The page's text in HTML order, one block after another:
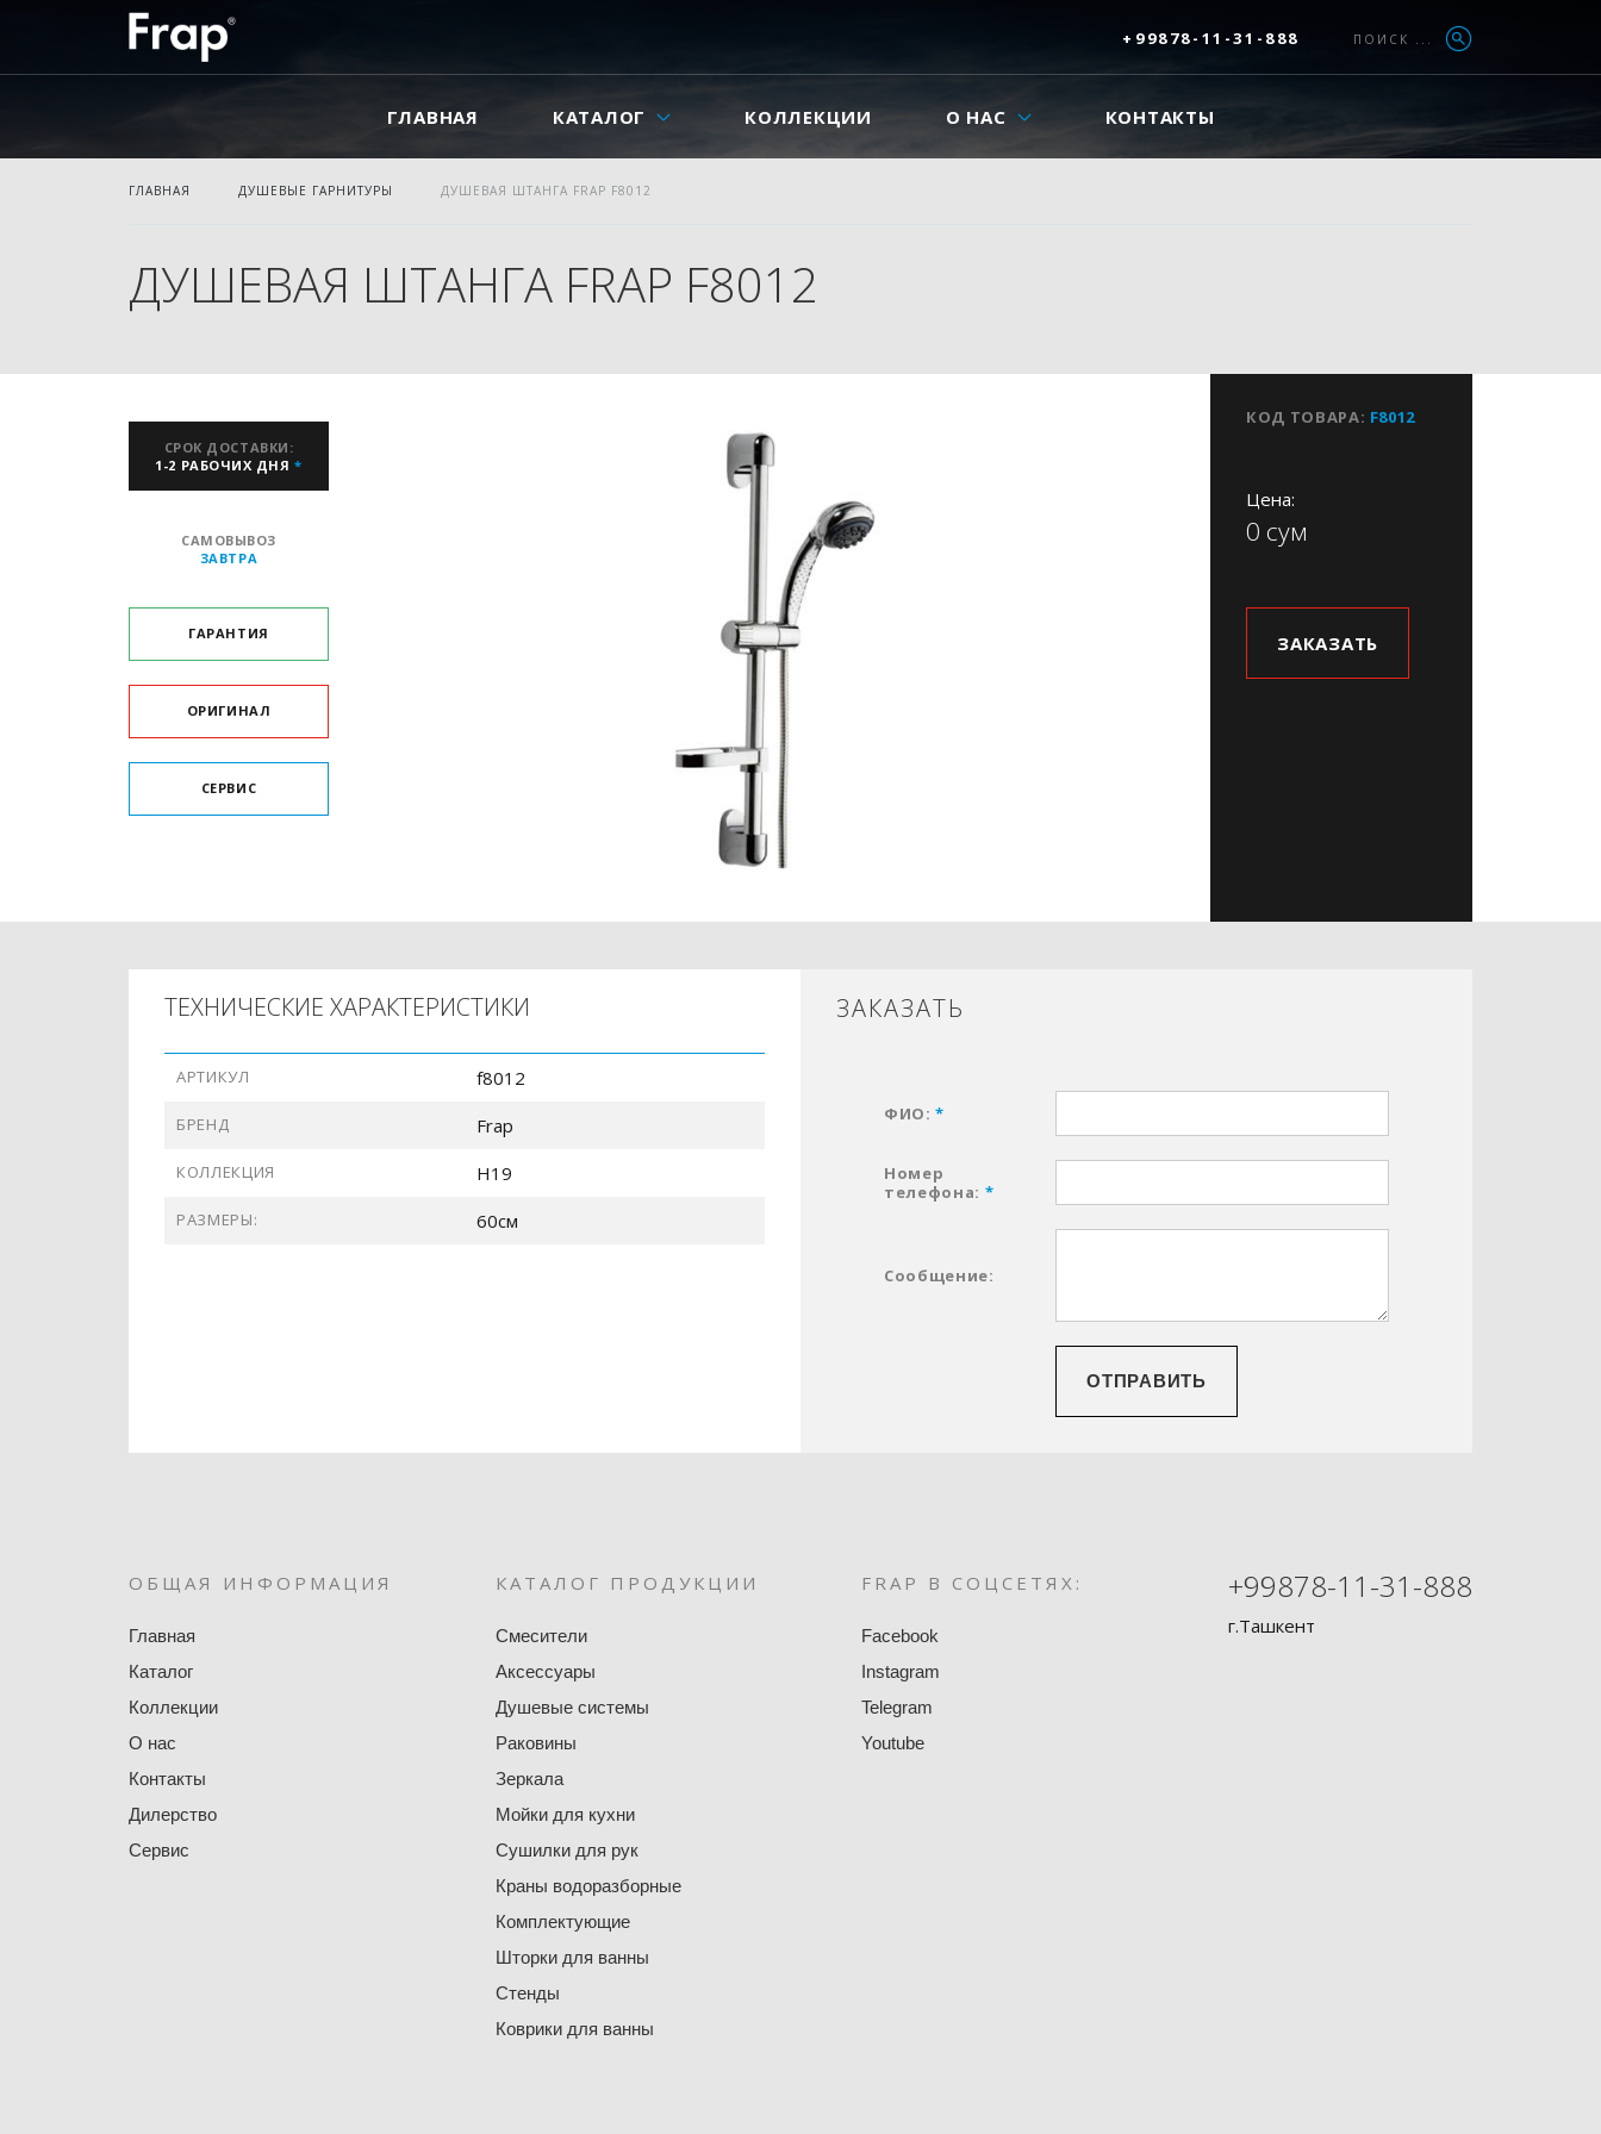
+99878-11-31-888 ПОИСК ...
ГЛАВНАЯ КАТАЛОГ КОЛЛЕКЦИИ О НАС КОНТАКТЫ
ГЛАВНАЯ ДУШЕВЫЕ ГАРНИТУРЫ ДУШЕВАЯ ШТАНГА FRAP F8012
ДУШЕВАЯ ШТАНГА FRAP F8012
СРОК ДОСТАВКИ:
1-2 РАБОЧИХ ДНЯ*
САМОВЫВОЗ
ЗАВТРА
ГАРАНТИЯ
ОРИГИНАЛ
СЕРВИС
КОД ТОВАРА: F8012
Цена:
0 сум
ЗАКАЗАТЬ
ТЕХНИЧЕСКИЕ ХАРАКТЕРИСТИКИ
АРТИКУЛ f8012
БРЕНД Frap
КОЛЛЕКЦИЯ H19
РАЗМЕРЫ: 60см
ЗАКАЗАТЬ
ФИО:*
Номер
телефона: *
Сообщение:
ОТПРАВИТЬ
ОБЩАЯ ИНФОРМАЦИЯ
Главная
Каталог
Коллекции
О нас
Контакты
Дилерство
Сервис
КАТАЛОГ ПРОДУКЦИИ
Смесители
Аксессуары
Душевые системы
Раковины
Зеркала
Мойки для кухни
Сушилки для рук
Краны водоразборные
Комплектующие
Шторки для ванны
Стенды
Коврики для ванны
FRAP В СОЦСЕТЯХ:
Facebook
Instagram
Telegram
Youtube
+99878-11-31-888
г.Ташкент